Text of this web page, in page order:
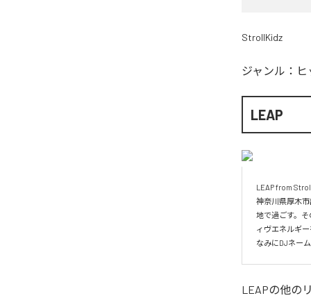
StrollKidz
ジャンル：
LEAP
LEAP from
神奈川県厚木
地で過ごす。
ィヴエネルギ
なみにDJネーム
LEAPの他の